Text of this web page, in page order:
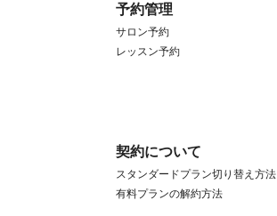
予約管理
サロン予約
レッスン予約
契約について
スタンダードプラン切り替え方法
有料プランの解約方法